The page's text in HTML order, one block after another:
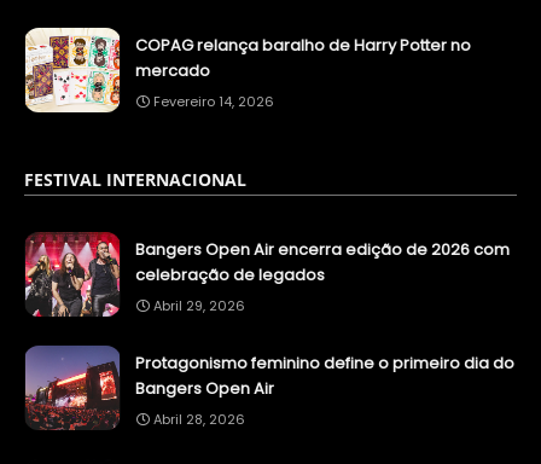
COPAG relança baralho de Harry Potter no
mercado
Fevereiro 14, 2026
FESTIVAL INTERNACIONAL
Bangers Open Air encerra edição de 2026 com
celebração de legados
Abril 29, 2026
Protagonismo feminino define o primeiro dia do
Bangers Open Air
Abril 28, 2026